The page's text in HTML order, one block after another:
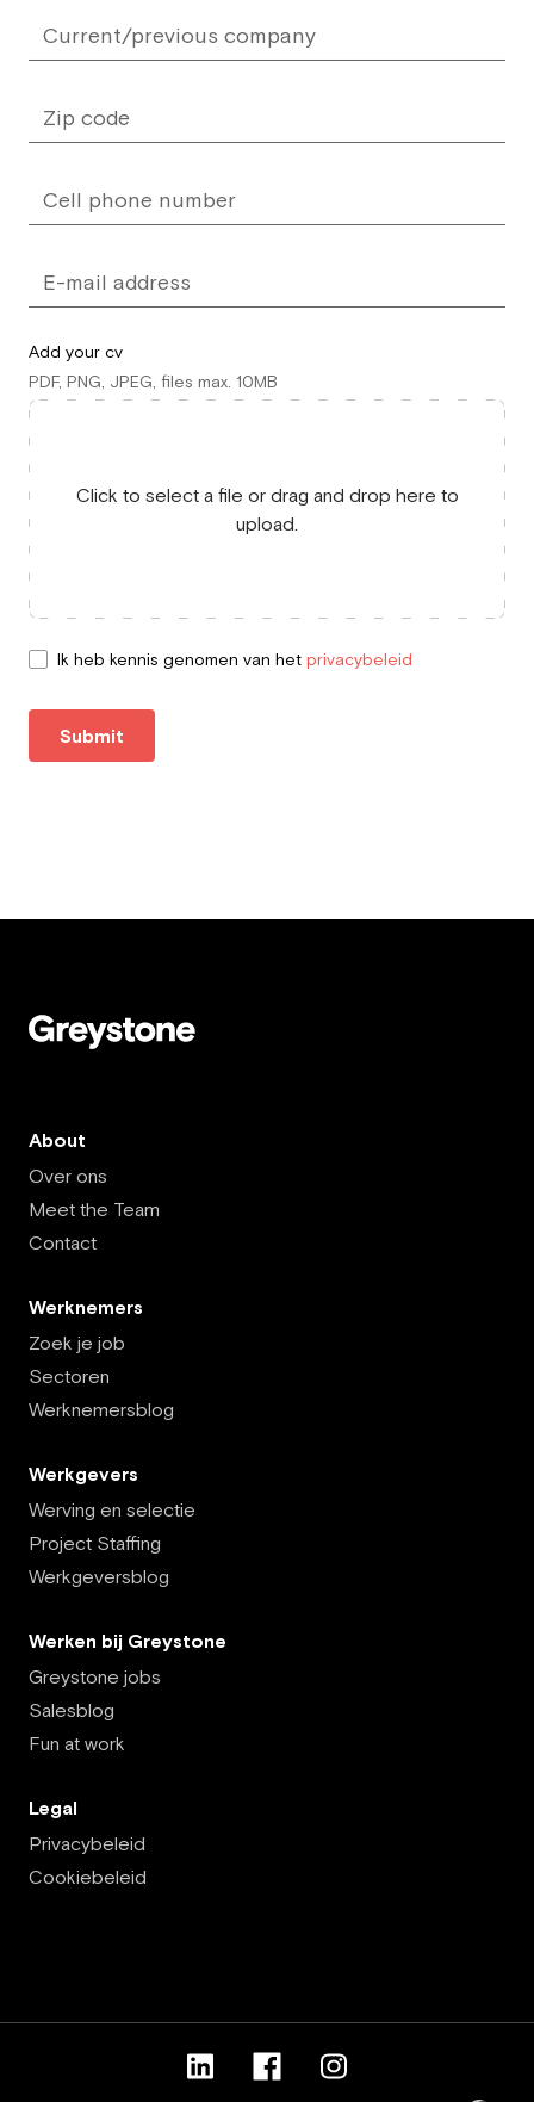
Add your cv
PDF, PNG, JPEG, files max. 10MB
Click to select a file or drag and drop here to
upload.
Ik heb kennis genomen van het privacybeleid
Submit
About
Over ons
Meet the Team
Contact
Werknemers
Zoek je job
Sectoren
Werknemersblog
Werkgevers
Werving en selectie
Project Staffing
Werkgeversblog
Werken bij Greystone
Greystone jobs
Salesblog
Fun at work
Legal
Privacybeleid
Cookiebeleid